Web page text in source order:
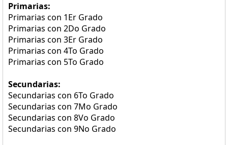
Primarias:
Primarias con 1Er Grado
Primarias con 2Do Grado
Primarias con 3Er Grado
Primarias con 4To Grado
Primarias con 5To Grado
Secundarias:
Secundarias con 6To Grado
Secundarias con 7Mo Grado
Secundarias con 8Vo Grado
Secundarias con 9No Grado